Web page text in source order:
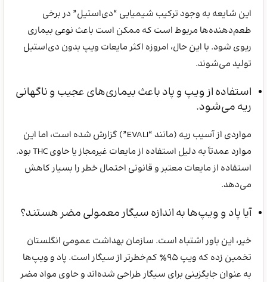
این شایعه به وجود ترکیب شیمیایی “دی‌استیل” در برخی
طعم‌دهنده‌ها مربوط است که ممکن است باعث نوعی بیماری
ریوی شود. با این حال، امروزه اکثر مایعات ویپ بدون دی‌استیل
تولید می‌شوند.
استفاده از ویپ و پاد باعث بیماری‌های عجیب و ناگهانی
ریه می‌شود.
مواردی از آسیب ریه (مانند “EVALI”) گزارش شده است، اما این
موارد عمدتاً به دلیل استفاده از مایعات غیرمجاز یا حاوی THC بود.
استفاده از مایعات معتبر و قانونی احتمال خطر را بسیار کاهش
می‌دهد.
آیا پاد و ویپ‌ها به اندازه سیگار معمولی مضر هستند؟
خیر، این باور اشتباه است. سازمان بهداشت عمومی انگلستان
تخمین زده که ویپ 95٪ کم‌خطرتر از سیگار است. پاد و ویپ‌ها
به عنوان جایگزینی برای سیگار طراحی شده‌اند و حاوی مواد مضر